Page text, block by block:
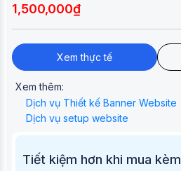
1,500,000₫
Xem thực tế
Xem thêm:
Dịch vụ Thiết kế Banner Website
Dịch vụ setup website
Tiết kiệm hơn khi mua kèm